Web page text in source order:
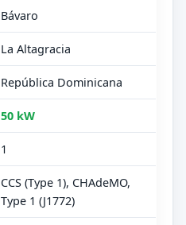
Bávaro
La Altagracia
República Dominicana
50 kW
1
CCS (Type 1), CHAdeMO,
Type 1 (J1772)